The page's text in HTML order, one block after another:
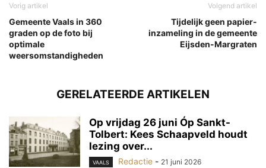
Vorig artikel
Gemeente Vaals in 360
graden op de foto bij
optimale
weersomstandigheden
Volgend artikel
Tijdelijk geen papier-
inzameling in de gemeente
Eijsden-Margraten
GERELATEERDE ARTIKELEN
Op vrijdag 26 juni Óp Sankt-
Tolbert: Kees Schaapveld houdt
lezing over...
VAALS Redactie - 21 juni 2026